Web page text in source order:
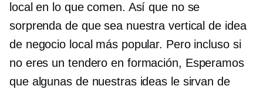
local en lo que comen. Así que no se
sorprenda de que sea nuestra vertical de idea
de negocio local más popular. Pero incluso si
no eres un tendero en formación, Esperamos
que algunas de nuestras ideas le sirvan de